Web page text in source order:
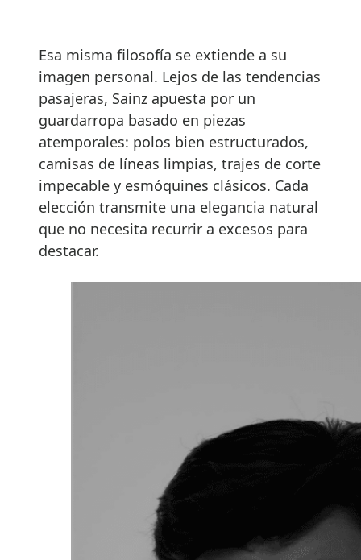
Esa misma filosofía se extiende a su
imagen personal. Lejos de las tendencias
pasajeras, Sainz apuesta por un
guardarropa basado en piezas
atemporales: polos bien estructurados,
camisas de líneas limpias, trajes de corte
impecable y esmóquines clásicos. Cada
elección transmite una elegancia natural
que no necesita recurrir a excesos para
destacar.